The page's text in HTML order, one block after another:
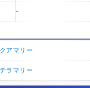
-
アマリー
ラマリー